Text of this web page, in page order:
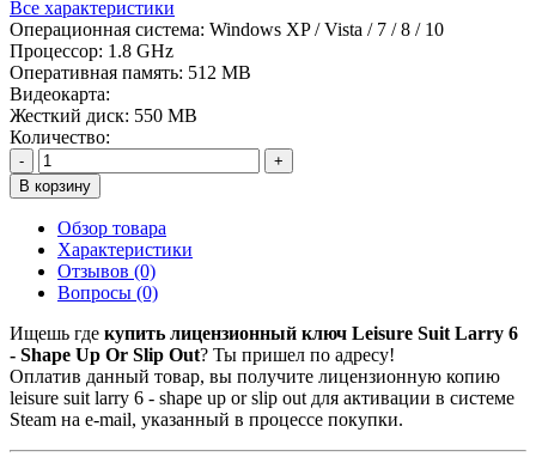
Все характеристики
Операционная система: Windows XP / Vista / 7 / 8 / 10
Процессор: 1.8 GHz
Оперативная память: 512 MB
Видеокарта:
Жесткий диск: 550 MB
Количество:
-
+
В корзину
Обзор товара
Характеристики
Отзывов (0)
Вопросы (0)
Ищешь где купить лицензионный ключ Leisure Suit Larry 6
- Shape Up Or Slip Out? Ты пришел по адресу!
Оплатив данный товар, вы получите лицензионную копию
leisure suit larry 6 - shape up or slip out для активации в системе
Steam на e-mail, указанный в процессе покупки.